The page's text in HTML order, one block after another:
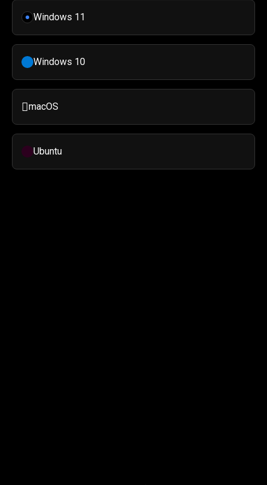
Windows 11
Windows 10
macOS
Ubuntu